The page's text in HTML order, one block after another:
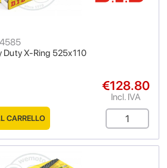
Duty X-Ring 525x110
€128.80
Incl. IVA
CARRELLO